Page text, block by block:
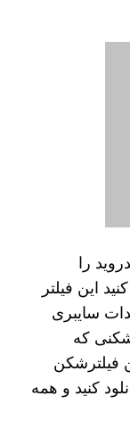
را
این فیلتر
سایبری
که
فیلترشکن
کنید و همه